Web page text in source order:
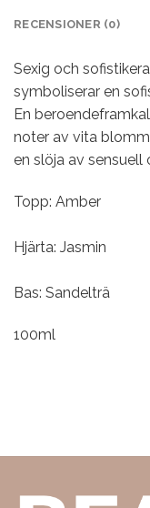
RECENSIONER (0)
Sexig och
symboliserar en
En
noter av vita
en slöja av sensuell
Topp: Amber
Hjärta: Jasmin
Bas: Sandelträ
100ml